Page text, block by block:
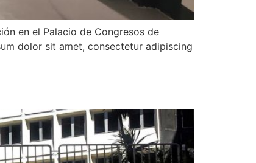
en el Palacio de Congresos de
dolor sit amet, consectetur adipiscing